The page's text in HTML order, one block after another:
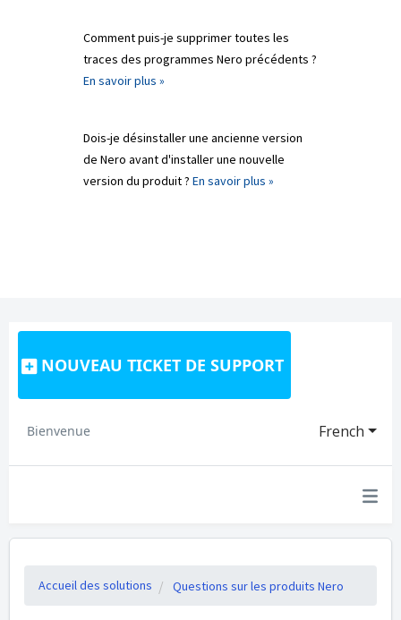
Comment puis-je supprimer toutes les
traces des programmes Nero précédents ?
En savoir plus »
Dois-je désinstaller une ancienne version
de Nero avant d'installer une nouvelle
version du produit ? En savoir plus »
NOUVEAU TICKET DE SUPPORT
French
Bienvenue
Accueil des solutions Questions sur les produits Nero